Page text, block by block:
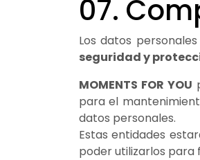
07.
Los datos
seguridad y
MOMENTS FOR YOU
para el
datos personales.
Estas entidades
poder utilizarlos para